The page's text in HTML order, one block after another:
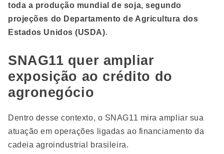
toda a produção mundial de soja, segundo
projeções do Departamento de Agricultura dos
Estados Unidos (USDA).
SNAG11 quer ampliar
exposição ao crédito do
agronegócio
Dentro desse contexto, o SNAG11 mira ampliar sua
atuação em operações ligadas ao financiamento da
cadeia agroindustrial brasileira.